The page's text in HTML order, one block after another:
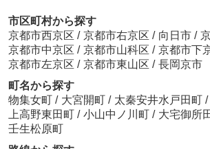
市区町村から探す
京都市西京区 / 京都市右京区 / 向日市 /
京都市中京区 / 京都市山科区 / 京都市下
京都市左京区 / 京都市東山区 / 長岡京市
町名から探す
物集女町 / 大宮開町 / 太秦安井水戸田町 /
上高野東田町 / 小山中ノ川町 / 大宅御所
壬生松原町